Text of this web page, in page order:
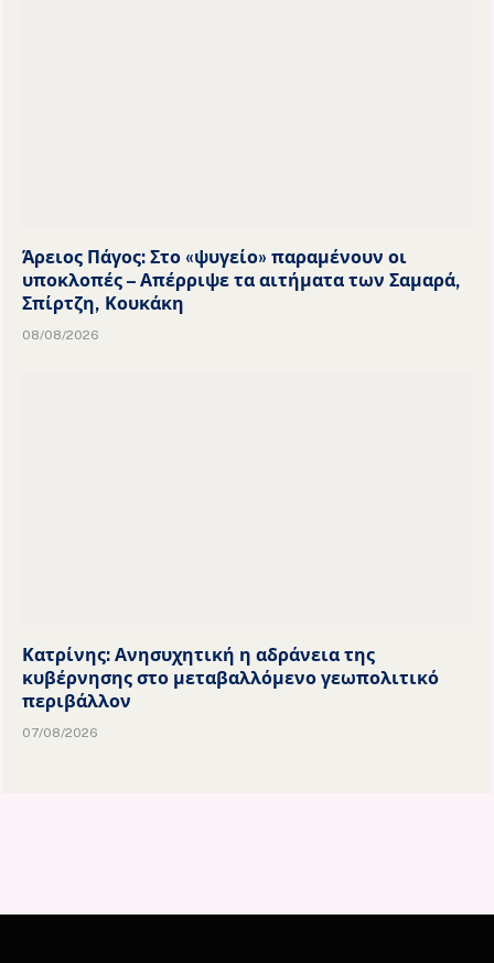
Άρειος Πάγος: Στο «ψυγείο» παραμένουν οι
υποκλοπές – Απέρριψε τα αιτήματα των Σαμαρά,
Σπίρτζη, Κουκάκη
08/08/2026
Κατρίνης: Ανησυχητική η αδράνεια της
κυβέρνησης στο μεταβαλλόμενο γεωπολιτικό
περιβάλλον
07/08/2026